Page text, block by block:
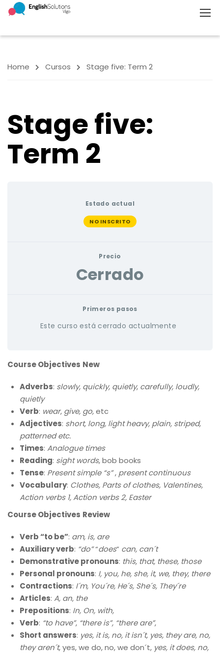
Home Cursos Stage five: Term 2
Stage five:
Term 2
Estado actual
NO INSCRITO
Precio
Cerrado
Primeros pasos
Este curso está cerrado actualmente
Course Objectives New
Adverbs: slowly, quickly, quietly, carefully, loudly,
quietly
Verb: wear, give, go,etc
Adjectives: short, long, light heavy, plain, striped,
patterned etc.
Times: Analogue times
Reading: sight words, bob books
Tense: Present simple “s”, present continuous
Vocabulary: Clothes, Parts of clothes, Valentines,
Action verbs 1, Action verbs 2, Easter
Course Objectives Review
Verb “to be”: am, is, are
Auxiliary verb: “do”“does” can, can´t
Demonstrative pronouns: this, that, these, those
Personal pronouns: I, you, he, she, it, we, they, there
Contractions: I´m, You´re, He´s, She´s, They´re
Articles: A, an, the
Prepositions: In, On, with,
Verb: “to have”, “there is”, “there are”,
Short answers: yes, it is, no, it isn´t, yes, they are, no,
they aren´t, yes, we do, no, we don´t, yes, it does, no,